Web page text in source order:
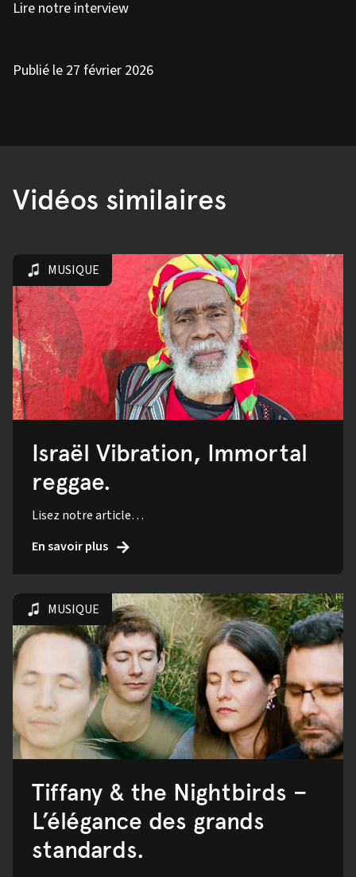
Lire notre interview
Publié le 27 février 2026
Vidéos similaires
MUSIQUE
Israël Vibration, Immortal
reggae.
Lisez notre article…
En savoir plus
MUSIQUE
Tiffany & the Nightbirds –
L’élégance des grands
standards.